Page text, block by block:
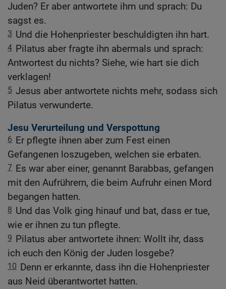
Juden? Er aber antwortete ihm und sprach: Du
sagst es.
3 Und die Hohenpriester beschuldigten ihn hart.
4 Pilatus aber fragte ihn abermals und sprach:
Antwortest du nichts? Siehe, wie hart sie dich
verklagen!
5 Jesus aber antwortete nichts mehr, sodass sich
Pilatus verwunderte.
Jesu Verurteilung und Verspottung
6 Er pflegte ihnen aber zum Fest einen
Gefangenen loszugeben, welchen sie erbaten.
7 Es war aber einer, genannt Barabbas, gefangen
mit den Aufrührern, die beim Aufruhr einen Mord
begangen hatten.
8 Und das Volk ging hinauf und bat, dass er tue,
wie er ihnen zu tun pflegte.
9 Pilatus aber antwortete ihnen: Wollt ihr, dass
ich euch den König der Juden losgebe?
10 Denn er erkannte, dass ihn die Hohenpriester
aus Neid überantwortet hatten.